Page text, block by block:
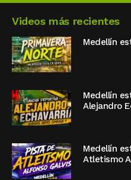
Videos más recientes
Medellín
Medellín
Alejandro
Medellín
Atletismo